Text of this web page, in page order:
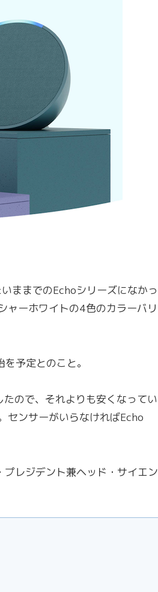
ままでのEchoシリーズになかっ
ャーホワイトの4色のカラーバリ
予定とのこと。
ので、それよりも安くなってい
センサーがいらなければEcho
レジデント兼ヘッド・サイエン